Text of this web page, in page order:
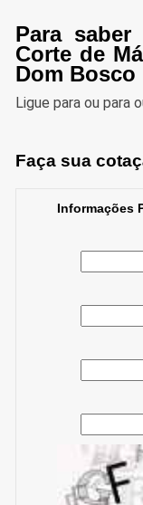
Para
Corte de
Dom Bosco
Ligue paraou para
Faça sua
Informações